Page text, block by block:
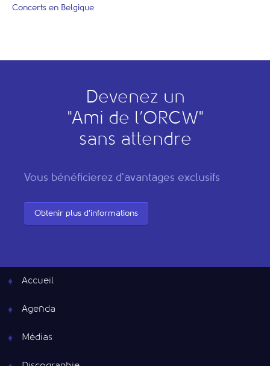
Concerts en Belgique
Devenez un
"Ami de l’ORCW"
sans attendre
Vous bénéficierez d'avantages exclusifs
Obtenir plus d'informations
Accueil
Agenda
Médias